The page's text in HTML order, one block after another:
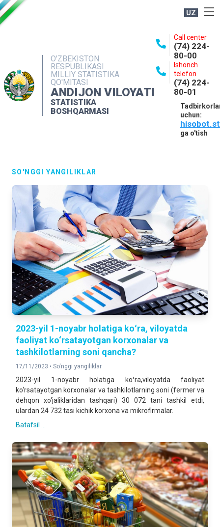
UZ
O'ZBEKISTON
RESPUBLIKASI
MILLIY STATISTIKA
QO'MITASI
ANDIJON VILOYATI
STATISTIKA
BOSHQARMASI
Call center
(74) 224-
80-00
Ishonch
telefon
(74) 224-
80-01
uchun:
ga o'tish
NASHRLAR
INTERAKTIV XIZMATLAR
MATBUOT XIZMATI
MUROJAATLAR
SO'NGGI YANGILIKLAR
2023-yil 1-noyabr holatiga koʻra, viloyatda
faoliyat ko‘rsatayotgan korxonalar va
tashkilotlarning soni qancha?
17/11/2023 • So'nggi yangiliklar
2023-yil 1-noyabr holatiga koʻra,viloyatda faoliyat
ko‘rsatayotgan korxonalar va tashkilotlarning soni (fermer va
dehqon xo‘jaliklaridan tashqari) 30 072 tani tashkil etdi,
ulardan 24 732 tasi kichik korxona va mikrofirmalar.
Batafsil ...